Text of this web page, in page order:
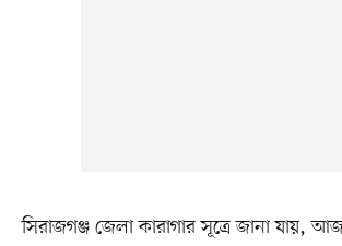
সিরাজগঞ্জ জেলা কারাগার সূত্রে জানা যায়,